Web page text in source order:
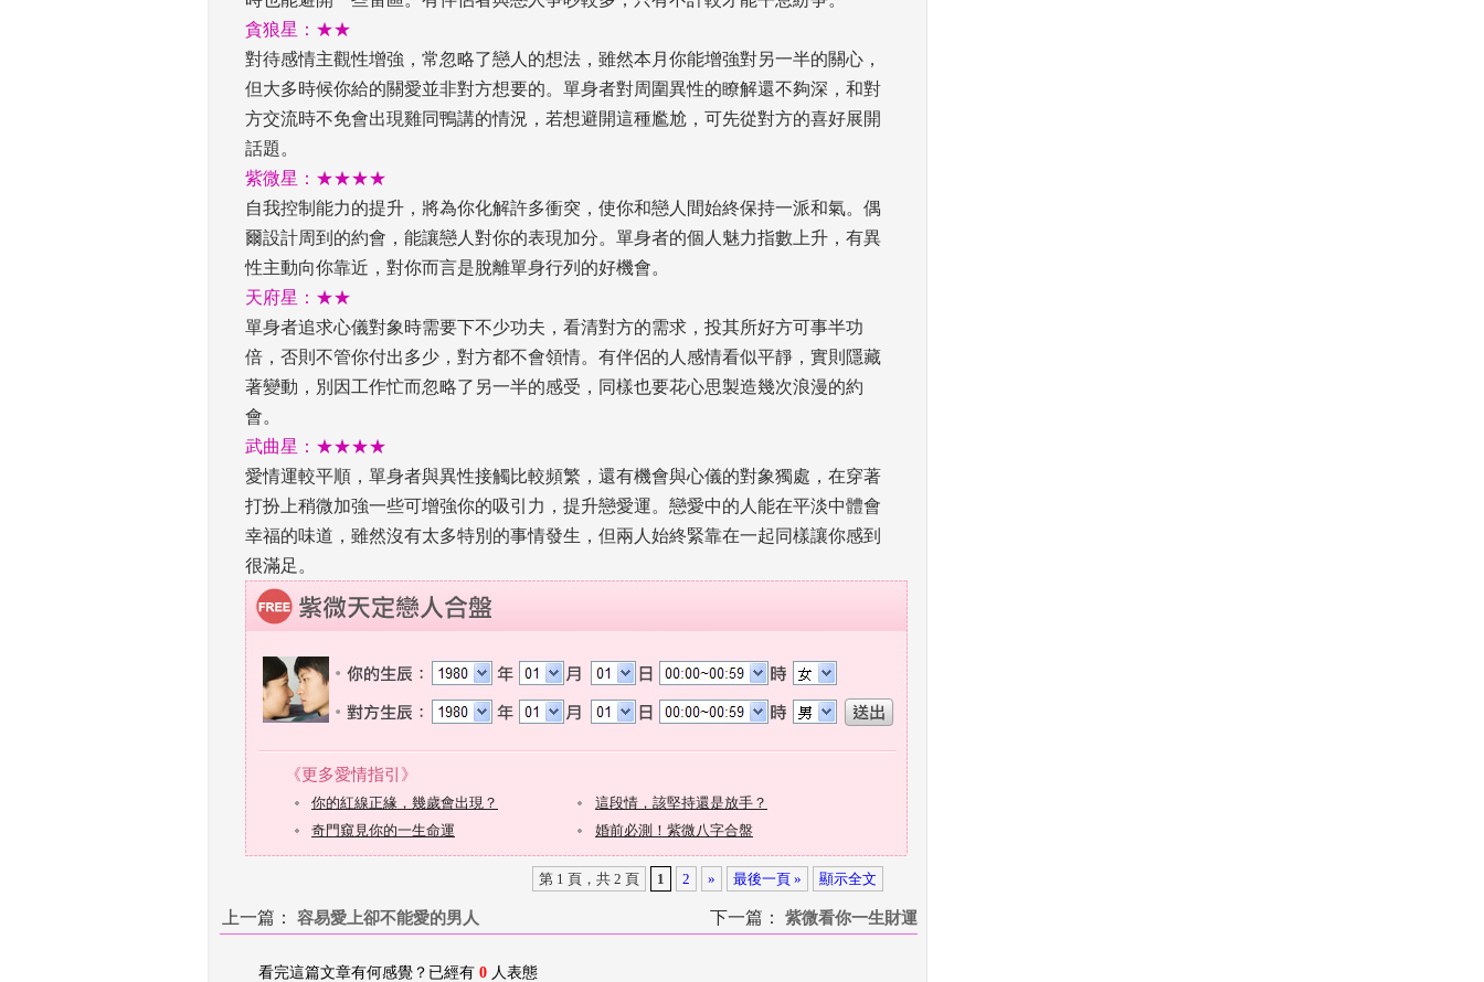
貪狼星：★★
對待感情主觀性增強，常忽略了戀人的想法，雖然本月你能增強對另一半的關心，
但大多時候你給的關愛並非對方想要的。單身者對周圍異性的瞭解還不夠深，和對
方交流時不免會出現雞同鴨講的情況，若想避開這種尷尬，可先從對方的喜好展開
話題。
紫微星：★★★★
自我控制能力的提升，將為你化解許多衝突，使你和戀人間始終保持一派和氣。偶
爾設計周到的約會，能讓戀人對你的表現加分。單身者的個人魅力指數上升，有異
性主動向你靠近，對你而言是脫離單身行列的好機會。
天府星：★★
單身者追求心儀對象時需要下不少功夫，看清對方的需求，投其所好方可事半功
倍，否則不管你付出多少，對方都不會領情。有伴侶的人感情看似平靜，實則隱藏
著變動，別因工作忙而忽略了另一半的感受，同樣也要花心思製造幾次浪漫的約
會。
武曲星：★★★★
愛情運較平順，單身者與異性接觸比較頻繁，還有機會與心儀的對象獨處，在穿著
打扮上稍微加強一些可增強你的吸引力，提升戀愛運。戀愛中的人能在平淡中體會
幸福的味道，雖然沒有太多特別的事情發生，但兩人始終緊靠在一起同樣讓你感到
很滿足。
第 1 頁，共 2 頁 1 2 » 最後一頁 » 顯示全文
上一篇： 容易愛上卻不能愛的男人 下一篇： 紫微看你一生財運
看完這篇文章有何感覺？已經有 0 人表態